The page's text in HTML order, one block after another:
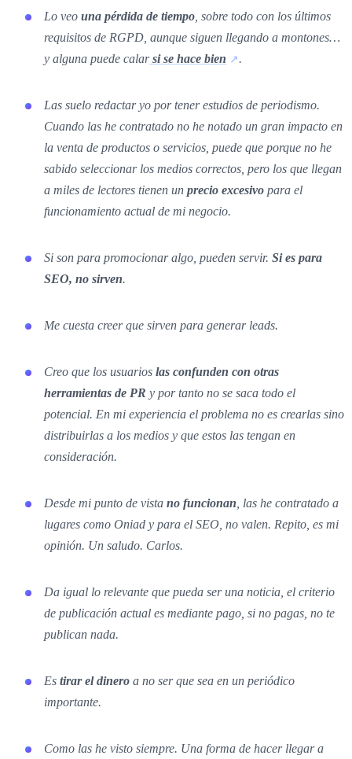
Lo veo una pérdida de tiempo , sobre todo con los últimos
requisitos de RGPD, aunque siguen llegando a montones…
y alguna puede calar si se hace bien .
Las suelo redactar yo por tener estudios de periodismo.
Cuando las he contratado no he notado un gran impacto en
la venta de productos o servicios, puede que porque no he
sabido seleccionar los medios correctos, pero los que llegan
a miles de lectores tienen un precio excesivo para el
funcionamiento actual de mi negocio.
Si son para promocionar algo, pueden servir. Si es para
SEO, no sirven.
Me cuesta creer que sirven para generar leads.
Creo que los usuarios las confunden con otras
herramientas de PR y por tanto no se saca todo el
potencial. En mi experiencia el problema no es crearlas sino
distribuirlas a los medios y que estos las tengan en
consideración.
Desde mi punto de vista no funcionan , las he contratado a
lugares como Oniad y para el SEO, no valen. Repito, es mi
opinión. Un saludo. Carlos.
Da igual lo relevante que pueda ser una noticia, el criterio
de publicación actual es mediante pago, si no pagas, no te
publican nada.
Es tirar el dinero a no ser que sea en un periódico
importante.
Como las he visto siempre. Una forma de hacer llegar a